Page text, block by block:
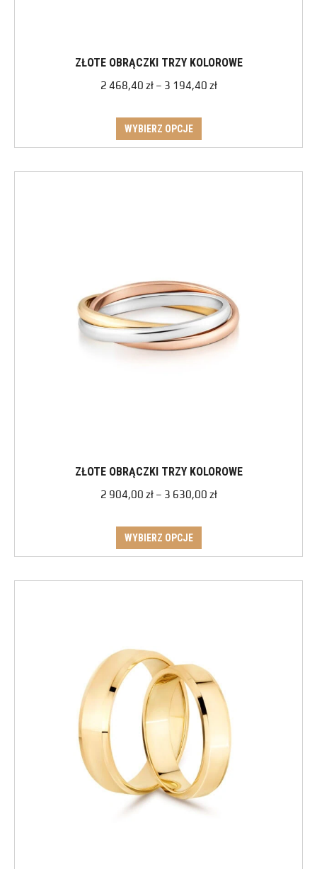
ZŁOTE OBRĄCZKI TRZY KOLOROWE
2 468,40 zł – 3 194,40 zł
WYBIERZ OPCJE
ZŁOTE OBRĄCZKI TRZY KOLOROWE
2 904,00 zł – 3 630,00 zł
WYBIERZ OPCJE